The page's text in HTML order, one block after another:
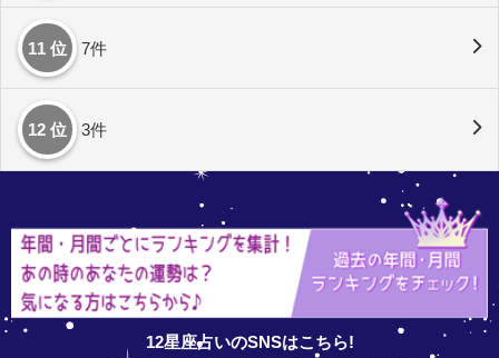
11 位 7件
12 位 3件
12星座占いのSNSはこちら!